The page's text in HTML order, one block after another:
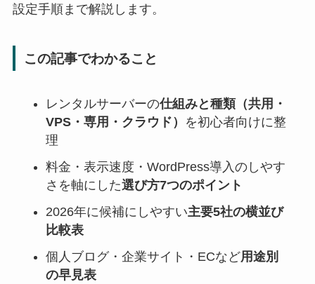
設定手順まで解説します。
この記事でわかること
レンタルサーバーの仕組みと種類（共用・
VPS・専用・クラウド）
を初心者向けに整
理
料金・表示速度・WordPress導入のしやす
さを軸にした選び方7つのポイント
2026年に候補にしやすい主要5社の横並び
比較表
個人ブログ・企業サイト・ECなど用途別
の早見表